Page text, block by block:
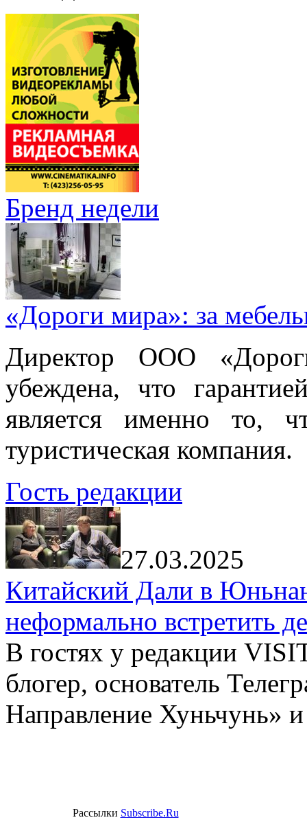
Бренд недели
«Дороги мира»: за
Директор ООО
убеждена, что
является именно то,
туристическая компания.
Гость редакции
27.03.2025
Китайский Дали в
неформально встретить
В гостях у редакции
блогер, основатель
Направление Хуньчунь»
Рассылки Subscribe.Ru